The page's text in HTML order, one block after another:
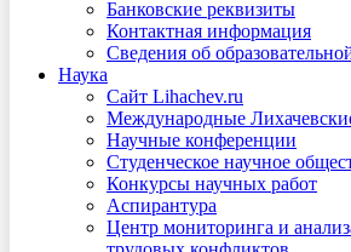
Банковские реквизиты
Контактная информация
Сведения об
Наука
Сайт Lihachev.ru
Международные
Научные конференции
Студенческое научное
Конкурсы научных работ
Аспирантура
Центр мониторинга и